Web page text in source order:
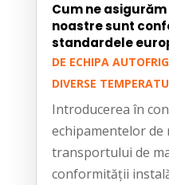
Cum ne
noastre sunt
standardele
DE ECHIPA
DIVERSE
Introducerea în
echipamentelor
transportului de
conformității